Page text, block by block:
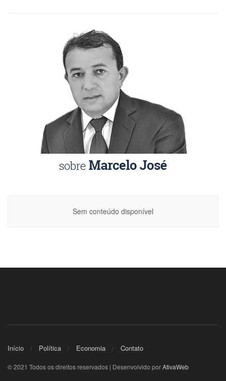
Sem conteúdo disponível
Início Política Economia Contato
© 2021 Todos os direitos reservados | Desenvolvido porAtivaWeb